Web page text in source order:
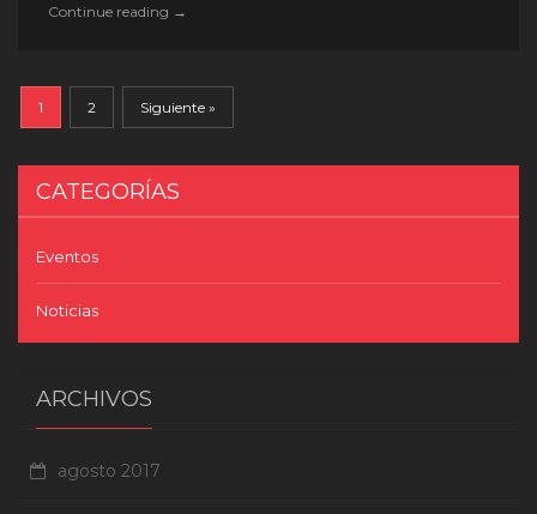
Continue reading LLEGA
VEZ
A
“EL
DESTUCTOR”
→
1 2 Siguiente »
CATEGORÍAS
Eventos
Noticias
ARCHIVOS
agosto 2017